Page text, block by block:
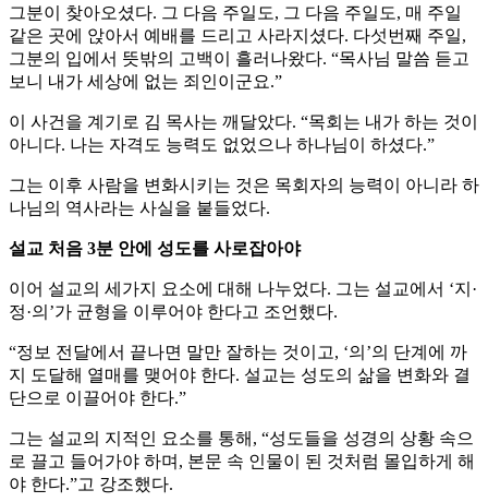
그분이 찾아오셨다. 그 다음 주일도, 그 다음 주일도, 매 주일
같은 곳에 앉아서 예배를 드리고 사라지셨다. 다섯번째 주일,
그분의 입에서 뜻밖의 고백이 흘러나왔다. “목사님 말씀 듣고
보니 내가 세상에 없는 죄인이군요.”
이 사건을 계기로 김 목사는 깨달았다. “목회는 내가 하는 것이
아니다. 나는 자격도 능력도 없었으나 하나님이 하셨다.”
그는 이후 사람을 변화시키는 것은 목회자의 능력이 아니라 하
나님의 역사라는 사실을 붙들었다.
설교 처음 3분 안에 성도를 사로잡아야
이어 설교의 세가지 요소에 대해 나누었다. 그는 설교에서 ‘지·
정·의’가 균형을 이루어야 한다고 조언했다.
“정보 전달에서 끝나면 말만 잘하는 것이고, ‘의’의 단계에 까
지 도달해 열매를 맺어야 한다. 설교는 성도의 삶을 변화와 결
단으로 이끌어야 한다.”
그는 설교의 지적인 요소를 통해, “성도들을 성경의 상황 속으
로 끌고 들어가야 하며, 본문 속 인물이 된 것처럼 몰입하게 해
야 한다.”고 강조했다.